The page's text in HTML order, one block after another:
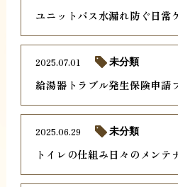
ユニットバス水漏れ防ぐ日常
給湯器トラブル発生保険申請
2025.07.01 未分類
トイレの仕組み日々のメンテ
2025.06.29 未分類